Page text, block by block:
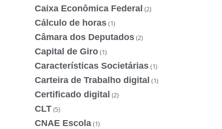
Caixa Econômica Federal (2)
Cálculo de horas (1)
Câmara dos Deputados (2)
Capital de Giro (1)
Características Societárias (1)
Carteira de Trabalho digital (1)
Certificado digital (2)
CLT (5)
CNAE Escola (1)